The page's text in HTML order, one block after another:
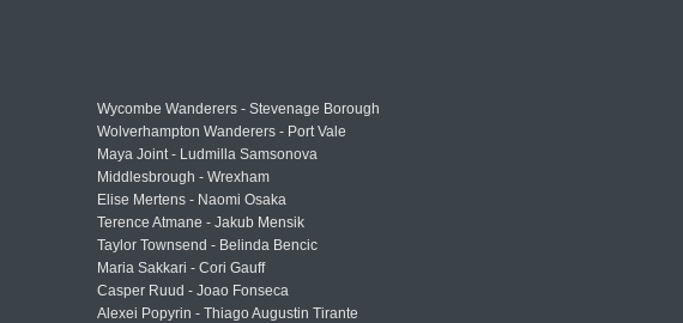
Wycombe Wanderers - Stevenage Borough
Wolverhampton Wanderers - Port Vale
Maya Joint - Ludmilla Samsonova
Middlesbrough - Wrexham
Elise Mertens - Naomi Osaka
Terence Atmane - Jakub Mensik
Taylor Townsend - Belinda Bencic
Maria Sakkari - Cori Gauff
Casper Ruud - Joao Fonseca
Alexei Popyrin - Thiago Augustin Tirante